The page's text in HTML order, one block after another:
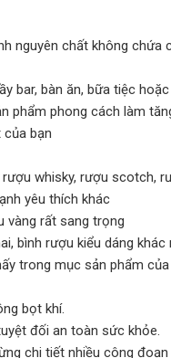
nguyên chất không chứa
bar, bàn ăn, bữa tiệc
phẩm phong cách làm
bạn
whisky, rượu scotch,
yêu thích khác
vàng rất sang trọng
bình rượu kiểu dáng
trong mục sản phẩm của
bọt khí.
đối an toàn sức khỏe.
chi tiết nhiều công